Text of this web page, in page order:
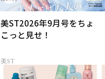
美ST2026年9月号をちょ
こっと見せ！
美ST